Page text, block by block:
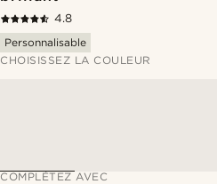
4.8
Personnalisable
CHOISISSEZ LA COULEUR
COMPLÉTEZ AVEC